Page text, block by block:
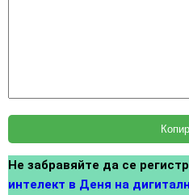
Не забравяйте да се
интелект в Деня на